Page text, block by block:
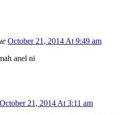
October 21, 2014 At 9:49 am
anel ni
October 21, 2014 At 3:11 am